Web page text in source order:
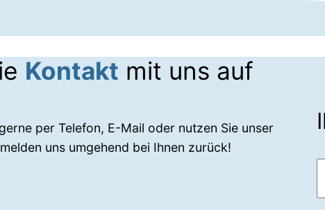
Kontakt mit uns auf
per Telefon, E-Mail oder nutzen Sie unser
uns umgehend bei Ihnen zurück!